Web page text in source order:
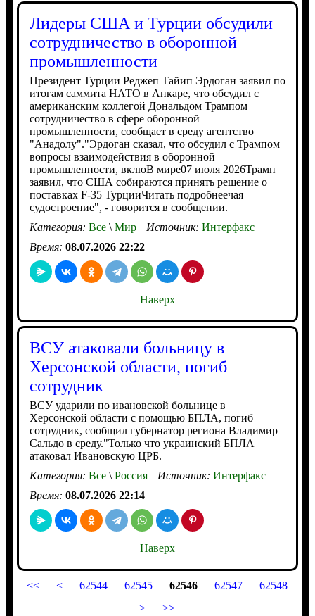
Лидеры США и Турции обсудили
сотрудничество в оборонной
промышленности
Президент Турции Реджеп Тайип Эрдоган заявил по
итогам саммита НАТО в Анкаре, что обсудил с
американским коллегой Дональдом Трампом
сотрудничество в сфере оборонной
промышленности, сообщает в среду агентство
"Анадолу"."Эрдоган сказал, что обсудил с Трампом
вопросы взаимодействия в оборонной
промышленности, вклюВ мире07 июля 2026Трамп
заявил, что США собираются принять решение о
поставках F-35 ТурцииЧитать подробнеечая
судостроение", - говорится в сообщении.
Категория: Все\Мир Источник: Интерфакс
Время: 08.07.2026 22:22
Наверх
ВСУ атаковали больницу в
Херсонской области, погиб
сотрудник
ВСУ ударили по ивановской больнице в
Херсонской области с помощью БПЛА, погиб
сотрудник, сообщил губернатор региона Владимир
Сальдо в среду."Только что украинский БПЛА
атаковал Ивановскую ЦРБ.
Категория: Все\Россия Источник: Интерфакс
Время: 08.07.2026 22:14
Наверх
<< < 62544 62545 62546 62547
62548
>
>>